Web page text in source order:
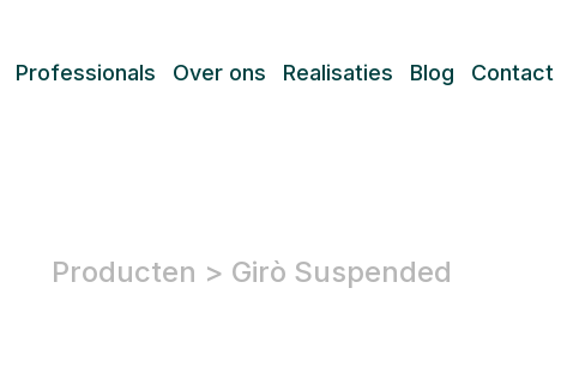
Professionals Over ons Realisaties Blog Contact
Producten > Girò Suspended